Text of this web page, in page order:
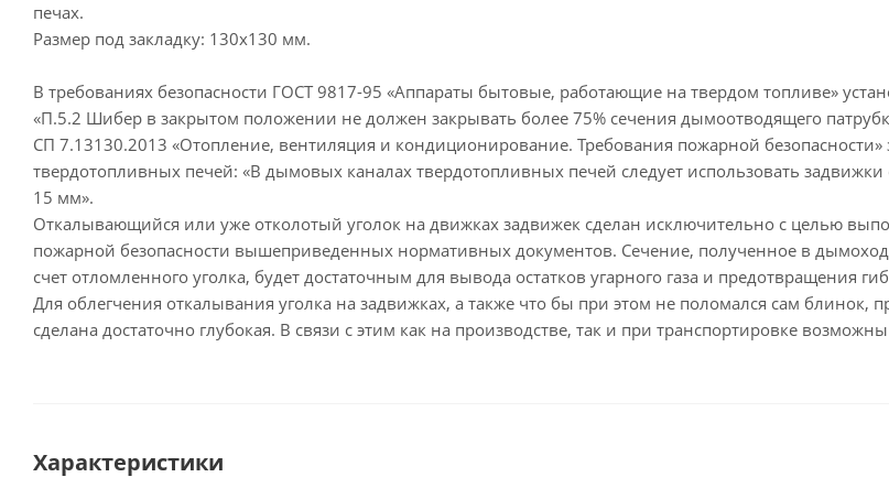
печах.
Размер под закладку: 130х130 мм.
В требованиях безопасности ГОСТ 9817-95 «Аппараты бытовые, работающие на твердом топливе»
«П.5.2 Шибер в закрытом положении не должен закрывать более 75% сечения дымоотводящего
СП 7.13130.2013 «Отопление, вентиляция и кондиционирование. Требования пожарной
твердотопливных печей: «В дымовых каналах твердотопливных печей следует использовать задвижки
15 мм».
Откалывающийся или уже отколотый уголок на движках задвижек сделан исключительно с целью
пожарной безопасности вышеприведенных нормативных документов. Сечение, полученное в
счет отломленного уголка, будет достаточным для вывода остатков угарного газа и предотвращения
Для облегчения откалывания уголка на задвижках, а также что бы при этом не поломался сам блинок,
сделана достаточно глубокая. В связи с этим как на производстве, так и при транспортировке
Характеристики